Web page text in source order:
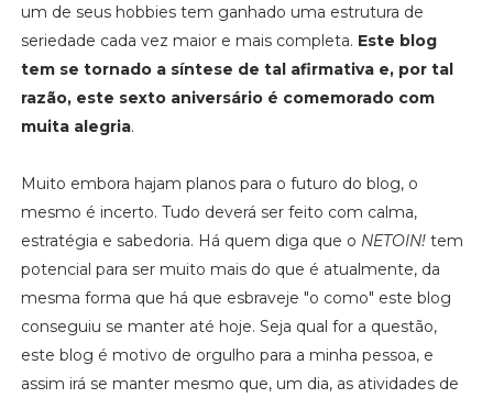
um de seus hobbies tem ganhado uma estrutura de
seriedade cada vez maior e mais completa. Este blog
tem se tornado a síntese de tal afirmativa e, por tal
razão, este sexto aniversário é comemorado com
muita alegria.
Muito embora hajam planos para o futuro do blog, o
mesmo é incerto. Tudo deverá ser feito com calma,
estratégia e sabedoria. Há quem diga que o NETOIN!tem
potencial para ser muito mais do que é atualmente, da
mesma forma que há que esbraveje "o como" este blog
conseguiu se manter até hoje. Seja qual for a questão,
este blog é motivo de orgulho para a minha pessoa, e
assim irá se manter mesmo que, um dia, as atividades de